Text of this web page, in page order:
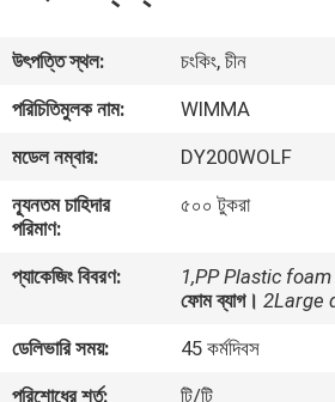
ভিডিও
সম্বন্ধে
কারখানা
পরিদর্শন
গুণমান
উৎপত্তি স্থল:
চংকিং, চীন
পরিচিতিমুলক নাম:
WIMMA
মডেল নম্বার:
DY200WOLF
ন্যূনতম চাহিদার
পরিমাণ:
৫০০ টুকরা
প্যাকেজিং বিবরণ: 1,PP Plastic
ফোম ব্যাগ। 2Large
ডেলিভারি সময়:
45 কর্মদিবস
পরিশোধের শর্ত:
টি/টি